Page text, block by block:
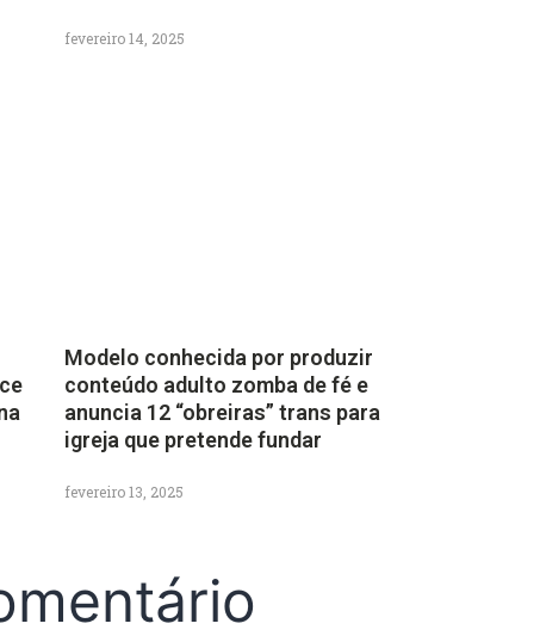
fevereiro 14, 2025
Modelo conhecida por produzir
conteúdo adulto zomba de fé e
anuncia 12 “obreiras” trans para
igreja que pretende fundar
fevereiro 13, 2025